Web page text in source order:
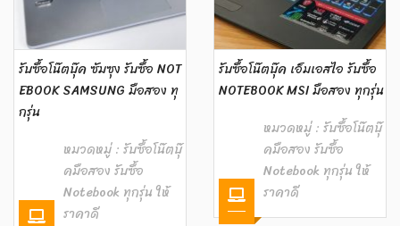
รับซื้อโน๊ตบุ๊ค ซัมซุง รับซื้อ NOT
EBOOK SAMSUNG มือสอง ทุ
กรุ่น
หมวดหมู่ : รับซื้อโน๊ตบุ๊
คมือสอง รับซื้อ
Notebook ทุกรุ่น ให้
ราคาดี
รับซื้อโน๊ตบุ๊ค เอ็มเอสไอ รับซื้อ
NOTEBOOK MSI มือสอง ทุกรุ่น
หมวดหมู่ : รับซื้อโน๊ตบุ๊
คมือสอง รับซื้อ
Notebook ทุกรุ่น ให้
ราคาดี